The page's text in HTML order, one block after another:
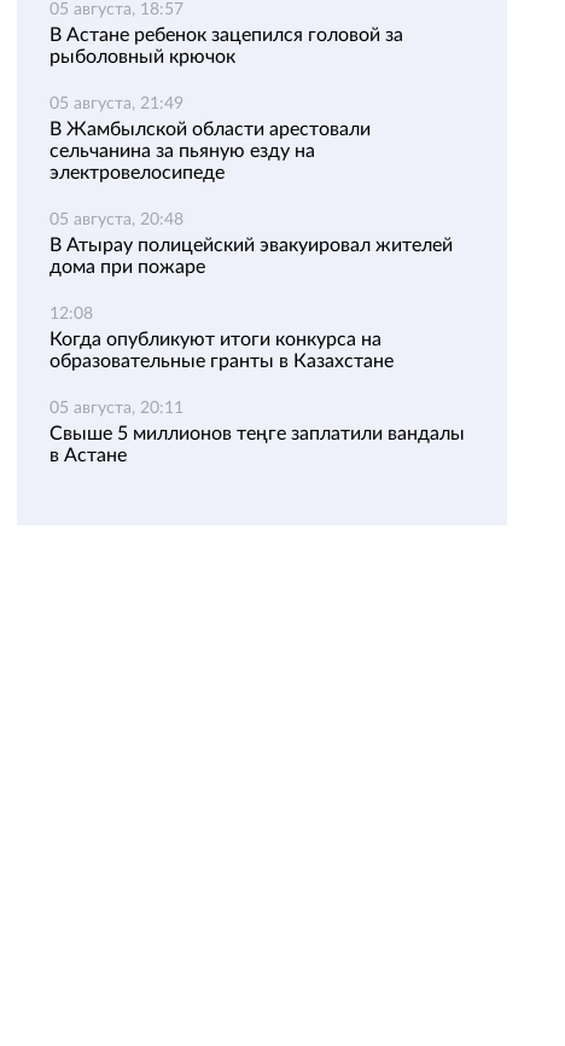
05 августа, 18:57
В Астане ребенок зацепился головой за
рыболовный крючок
05 августа, 21:49
В Жамбылской области арестовали
сельчанина за пьяную езду на
электровелосипеде
05 августа, 20:48
В Атырау полицейский эвакуировал жителей
дома при пожаре
12:08
Когда опубликуют итоги конкурса на
образовательные гранты в Казахстане
05 августа, 20:11
Свыше 5 миллионов теңге заплатили вандалы
в Астане